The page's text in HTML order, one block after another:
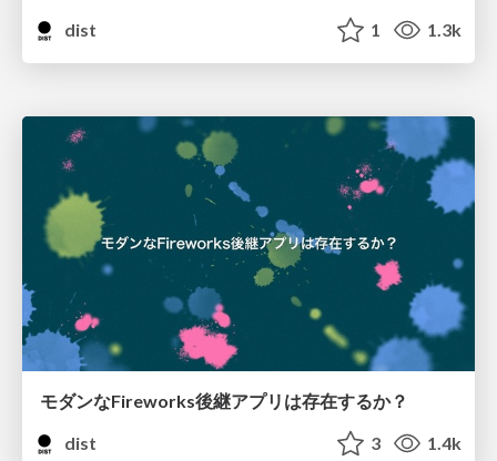
dist
1 1.3k
モダンなFireworks後継アプリは存在するか？
dist
3 1.4k